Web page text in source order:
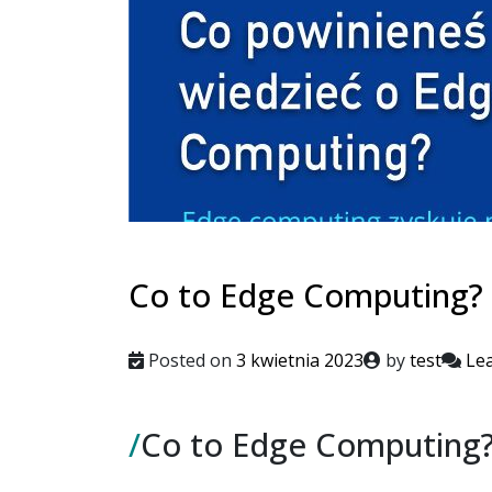
Co to Edge Computing?
Posted on 3 kwietnia 2023 bytest
/Co to Edge